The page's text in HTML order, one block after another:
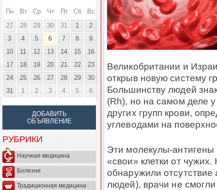
Пн Вт Ср Чт Пт Сб
Вс
27
28 29 30 31 1
2
3
4 5 6 7 8
9
10
11 12 13 14 15
16
17
18 19 20 21 22
23
24
25 26 27 28 29
30
31
1 2 3 4 5 6
ДОБАВИТЬ
ОБЪЯВЛЕНИЕ
РУБРИКИ
Научная медицина
Болезни
Традиционная медицина
Великобритании и
открыв новую систему
Большинству людей
(Rh), но на самом деле
других групп крови,
углеводами на
Эти молекулы-
«свои» клетки от чужих.
обнаружили отсутствие
людей), врачи не